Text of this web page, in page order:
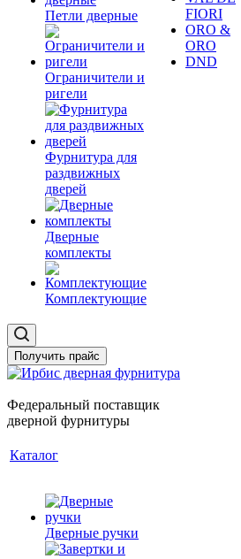
Петли дверные
Ограничители и
ригели
Фурнитура для
раздвижных
дверей
Дверные
комплекты
Комплектующие
FIORI
ORO &
ORO
DND
Получить прайс
Федеральный поставщик
дверной фурнитуры
Каталог
Дверные ручки